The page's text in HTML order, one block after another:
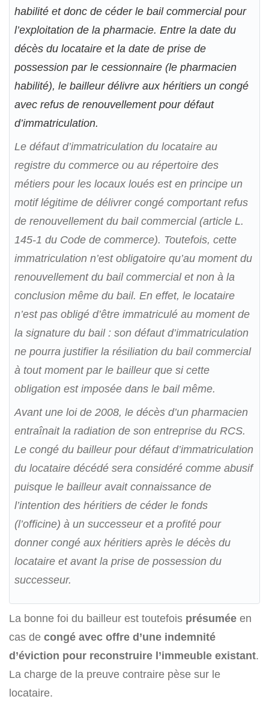
habilité et donc de céder le bail commercial pour
l’exploitation de la pharmacie. Entre la date du
décès du locataire et la date de prise de
possession par le cessionnaire (le pharmacien
habilité), le bailleur délivre aux héritiers un congé
avec refus de renouvellement pour défaut
d’immatriculation.
Le défaut d’immatriculation du locataire au
registre du commerce ou au répertoire des
métiers pour les locaux loués est en principe un
motif légitime de délivrer congé comportant refus
de renouvellement du bail commercial (article L.
145-1 du Code de commerce). Toutefois, cette
immatriculation n’est obligatoire qu’au moment du
renouvellement du bail commercial et non à la
conclusion même du bail. En effet, le locataire
n’est pas obligé d’être immatriculé au moment de
la signature du bail : son défaut d’immatriculation
ne pourra justifier la résiliation du bail commercial
à tout moment par le bailleur que si cette
obligation est imposée dans le bail même.
Avant une loi de 2008, le décès d’un pharmacien
entraînait la radiation de son entreprise du RCS.
Le congé du bailleur pour défaut d’immatriculation
du locataire décédé sera considéré comme abusif
puisque le bailleur avait connaissance de
l’intention des héritiers de céder le fonds
(l’officine) à un successeur et a profité pour
donner congé aux héritiers après le décès du
locataire et avant la prise de possession du
successeur.
La bonne foi du bailleur est toutefois présumée en
cas de congé avec offre d’une indemnité
d’éviction pour reconstruire l’immeuble existant.
La charge de la preuve contraire pèse sur le
locataire.